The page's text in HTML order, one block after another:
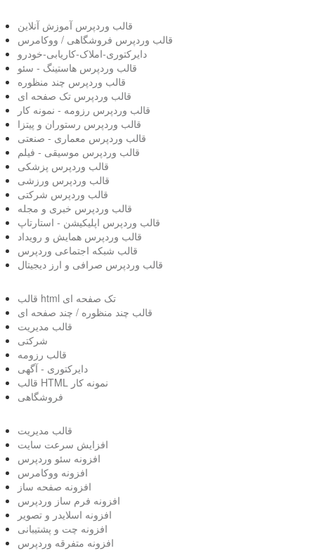
قالب وردپرس آموزش آنلاین
قالب وردپرس فروشگاهی / ووکامرس
دایرکتوری-املاک-کاریابی-خودرو
قالب وردپرس هاستینگ - سئو
قالب وردپرس چند منظوره
قالب وردپرس تک صفحه ای
قالب وردپرس رزومه - نمونه کار
قالب وردپرس رستوران و پیتزا
قالب وردپرس معماری - صنعتی
قالب وردپرس موسیقی - فیلم
قالب وردپرس پزشکی
قالب وردپرس ورزشی
قالب وردپرس شرکتی
قالب وردپرس خبری و مجله
قالب وردپرس اپلیکیشن - استارتاپ
قالب وردپرس همایش و رویداد
قالب شبکه اجتماعی وردپرس
قالب وردپرس صرافی و ارز دیجیتال
قالب html تک صفحه ای
قالب چند منظوره / چند صفحه ای
قالب مدیریت
شرکتی
قالب رزومه
دایرکتوری - آگهی
قالب HTML نمونه کار
فروشگاهی
قالب مدیریت
افزایش سرعت سایت
افزونه سئو وردپرس
افزونه ووکامرس
افزونه صفحه ساز
افزونه فرم ساز وردپرس
افزونه اسلایدر و تصویر
افزونه چت و پشتیبانی
افزونه متفرقه وردپرس